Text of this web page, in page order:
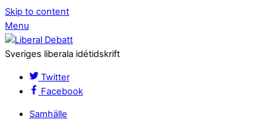
Skip to content
Menu
Sveriges liberala idétidskrift
Twitter
Facebook
Samhälle